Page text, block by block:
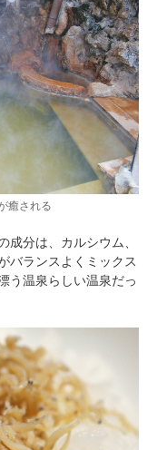
癒される
成分は、カルシウム、
バランスよくミックス
う温泉らしい温泉だっ
閉じる
をフォロー
みの方
ドする